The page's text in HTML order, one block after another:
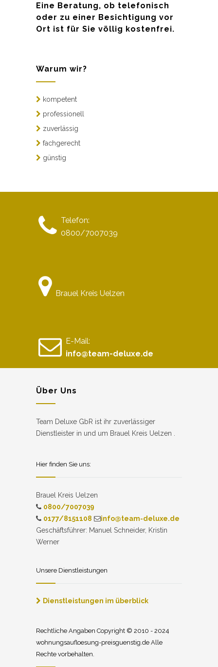
Eine Beratung, ob telefonisch
oder zu einer Besichtigung vor
Ort ist für Sie völlig kostenfrei.
Warum wir?
kompetent
professionell
zuverlässig
fachgerecht
günstig
Telefon:
0800/7007039
Brauel Kreis Uelzen
E-Mail:
info@team-deluxe.de
Über Uns
Team Deluxe GbR ist ihr zuverlässiger
Dienstleister in und um Brauel Kreis Uelzen .
Hier finden Sie uns:
Brauel Kreis Uelzen
0800/7007039
0177/8151108
info@team-deluxe.de
Geschäftsführer: Manuel Schneider, Kristin
Werner
Unsere Dienstleistungen
Dienstleistungen im überblick
Rechtliche Angaben Copyright © 2010 - 2024
wohnungsaufloesung-preisguenstig.de Alle
Rechte vorbehalten.